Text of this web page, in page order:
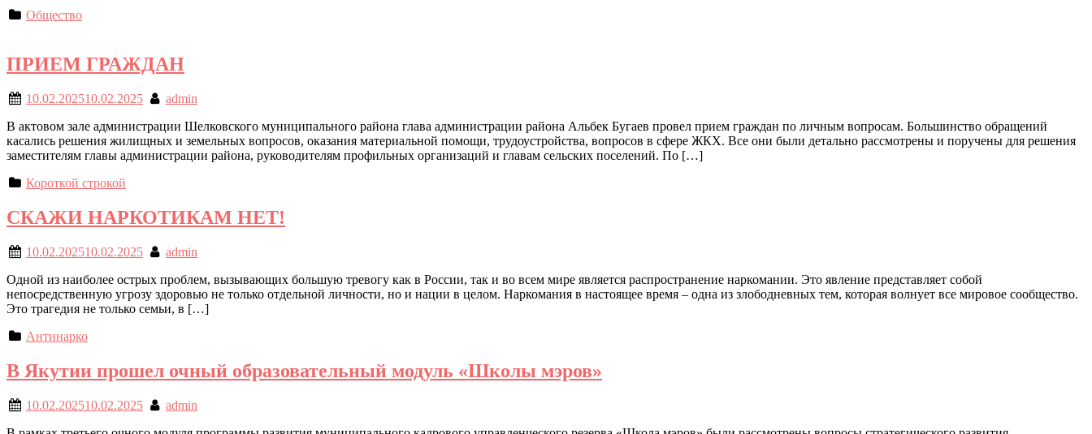
Общество
ПРИЕМ ГРАЖДАН
10.02.202510.02.2025
admin
В актовом зале администрации Шелковского муниципального района глава администрации района Альбек Бугаев провел прием граждан по личным вопросам. Большинство обращений
касались решения жилищных и земельных вопросов, оказания материальной помощи, трудоустройства, вопросов в сфере ЖКХ. Все они были детально рассмотрены и поручены для решения
заместителям главы администрации района, руководителям профильных организаций и главам сельских поселений. По […]
Короткой строкой
СКАЖИ НАРКОТИКАМ НЕТ!
10.02.202510.02.2025
admin
Одной из наиболее острых проблем, вызывающих большую тревогу как в России, так и во всем мире является распространение наркомании. Это явление представляет собой
непосредственную угрозу здоровью не только отдельной личности, но и нации в целом. Наркомания в настоящее время – одна из злободневных тем, которая волнует все мировое сообщество.
Это трагедия не только семьи, в […]
Антинарко
В Якутии прошел очный образовательный модуль «Школы мэров»
10.02.202510.02.2025
admin